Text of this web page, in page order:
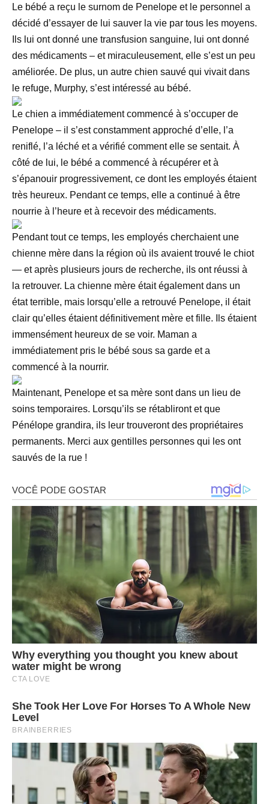
Le bébé a reçu le surnom de Penelope et le personnel a
décidé d’essayer de lui sauver la vie par tous les moyens.
Ils lui ont donné une transfusion sanguine, lui ont donné
des médicaments – et miraculeusement, elle s’est un peu
améliorée. De plus, un autre chien sauvé qui vivait dans
le refuge, Murphy, s’est intéressé au bébé.
Le chien a immédiatement commencé à s’occuper de
Penelope – il s’est constamment approché d’elle, l’a
reniflé, l’a léché et a vérifié comment elle se sentait. À
côté de lui, le bébé a commencé à récupérer et à
s’épanouir progressivement, ce dont les employés étaient
très heureux. Pendant ce temps, elle a continué à être
nourrie à l’heure et à recevoir des médicaments.
Pendant tout ce temps, les employés cherchaient une
chienne mère dans la région où ils avaient trouvé le chiot
— et après plusieurs jours de recherche, ils ont réussi à
la retrouver. La chienne mère était également dans un
état terrible, mais lorsqu’elle a retrouvé Penelope, il était
clair qu’elles étaient définitivement mère et fille. Ils étaient
immensément heureux de se voir. Maman a
immédiatement pris le bébé sous sa garde et a
commencé à la nourrir.
Maintenant, Penelope et sa mère sont dans un lieu de
soins temporaires. Lorsqu’ils se rétabliront et que
Pénélope grandira, ils leur trouveront des propriétaires
permanents. Merci aux gentilles personnes qui les ont
sauvés de la rue !